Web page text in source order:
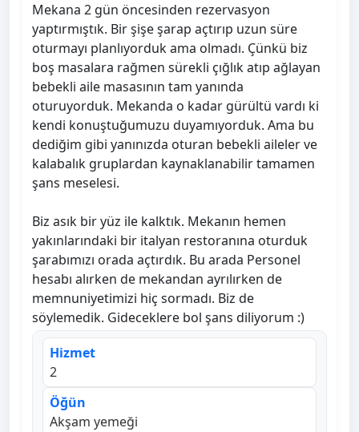
Mekana 2 gün öncesinden rezervasyon
yaptırmıştık. Bir şişe şarap açtırıp uzun süre
oturmayı planlıyorduk ama olmadı. Çünkü biz
boş masalara rağmen sürekli çığlık atıp ağlayan
bebekli aile masasının tam yanında
oturuyorduk. Mekanda o kadar gürültü vardı ki
kendi konuştuğumuzu duyamıyorduk. Ama bu
dediğim gibi yanınızda oturan bebekli aileler ve
kalabalık gruplardan kaynaklanabilir tamamen
şans meselesi.
Biz asık bir yüz ile kalktık. Mekanın hemen
yakınlarındaki bir italyan restoranına oturduk
şarabımızı orada açtırdık. Bu arada Personel
hesabı alırken de mekandan ayrılırken de
memnuniyetimizi hiç sormadı. Biz de
söylemedik. Gideceklere bol şans diliyorum :)
Hizmet
2
Öğün
Akşam yemeği